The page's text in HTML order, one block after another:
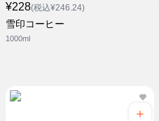
¥228(税込¥246.24)
雪印コーヒー
1000ml